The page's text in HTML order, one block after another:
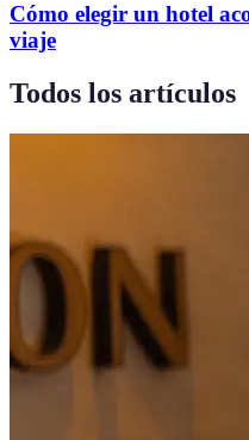
Cómo elegir un hotel
viaje
Todos los artículos